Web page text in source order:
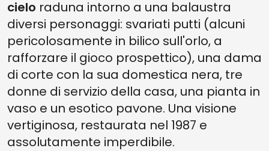
cielo raduna intorno a una balaustra
diversi personaggi: svariati putti (alcuni
pericolosamente in bilico sull'orlo, a
rafforzare il gioco prospettico), una dama
di corte con la sua domestica nera, tre
donne di servizio della casa, una pianta in
vaso e un esotico pavone. Una visione
vertiginosa, restaurata nel 1987 e
assolutamente imperdibile.